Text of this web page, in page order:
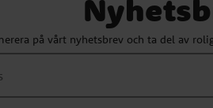
på vårt nyhetsbrev och ta del av